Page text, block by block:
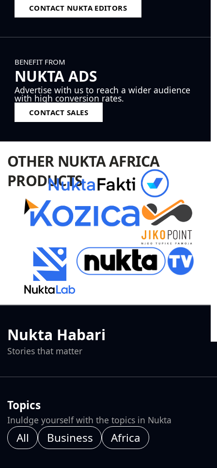
CONTACT NUKTA EDITORS
BENEFIT FROM
NUKTA ADS
Advertise with us to reach a wider audience
with high conversion rates.
CONTACT SALES
OTHER NUKTA AFRICA
PRODUCTS
Nukta Habari
Stories that matter
Topics
Inuldge yourself with the topics in Nukta
All Business Africa